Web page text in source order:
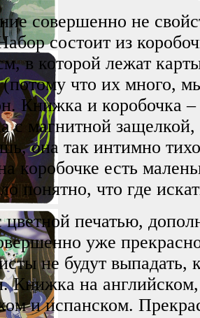
совершенно не
состоит из
в которой лежат
(потому что их много,
Книжка и коробочка –
с магнитной
она так интимно
коробочке есть
понятно, что где
печатью,
уже
не будут
Книжка на
и испанском.